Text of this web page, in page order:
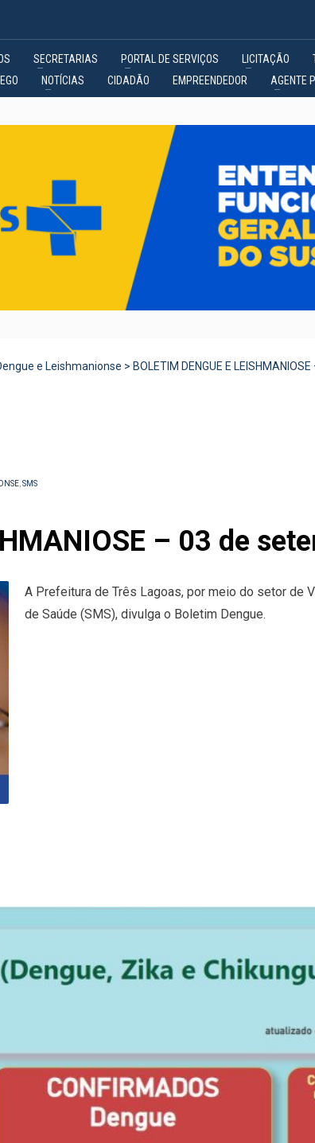
SECRETARIAS PORTAL DE SERVIÇOS LICITAÇÃO
NOTÍCIAS CIDADÃO EMPREENDEDOR AGENTE
e Leishmanionse > BOLETIM DENGUE E
,SMS
– 03 de
A Prefeitura de Três Lagoas, por meio do setor de
de Saúde (SMS), divulga o Boletim Dengue.